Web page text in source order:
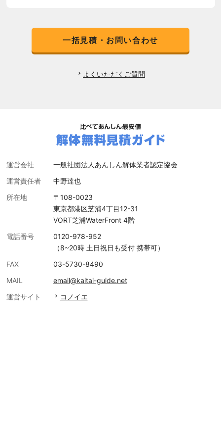
一括見積・お問い合わせ
よくいただくご質問
運営会社
一般社団法人あんしん解体業者認定協会
運営責任者
中野達也
所在地
〒108-0023
東京都港区芝浦4丁目12-31
VORT芝浦WaterFront 4階
電話番号
0120-978-952
（8~20時 土日祝日も受付 携帯可）
FAX
03-5730-8490
MAIL
email@kaitai-guide.net
運営サイト
コノイエ